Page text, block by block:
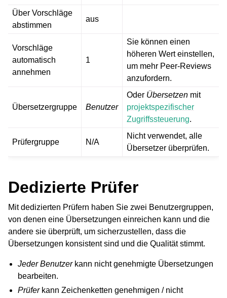
Über Vorschläge
abstimmen
aus
Vorschläge
automatisch
annehmen
1
Sie können einen
höheren Wert einstellen,
um mehr Peer-Reviews
anzufordern.
Übersetzergruppe Benutzer
Oder Übersetzen mit
projektspezifischer
Zugriffssteuerung.
Prüfergruppe N/A
Nicht verwendet, alle
Übersetzer überprüfen.
Dedizierte Prüfer
Mit dedizierten Prüfern haben Sie zwei Benutzergruppen,
von denen eine Übersetzungen einreichen kann und die
andere sie überprüft, um sicherzustellen, dass die
Übersetzungen konsistent sind und die Qualität stimmt.
Jeder Benutzerkann nicht genehmigte Übersetzungen
bearbeiten.
Prüferkann Zeichenketten genehmigen / nicht